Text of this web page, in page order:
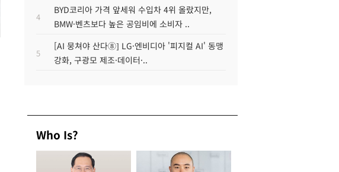
4
BYD코리아 가격 앞세워 수입차 4위 올랐지만,
BMW·벤츠보다 높은 공임비에 소비자 ..
5
[AI 뭉쳐야 산다⑧] LG·엔비디아 '피지컬 AI' 동맹
강화, 구광모 제조·데이터·..
Who Is?